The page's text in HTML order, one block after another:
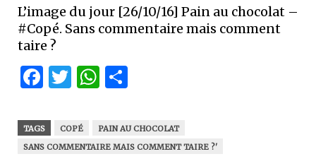
L’image du jour [26/10/16] Pain au chocolat –
#Copé. Sans commentaire mais comment
taire ?
Facebook
Twitter
WhatsApp
TAGS COPÉ
PAIN AU CHOCOLAT
SANS COMMENTAIRE MAIS COMMENT TAIRE ?'